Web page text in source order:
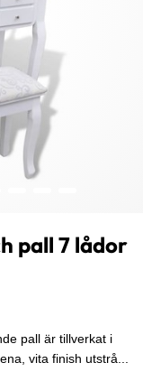
pall 7 lådor
pall är tillverkat i
vita finish utstrå...